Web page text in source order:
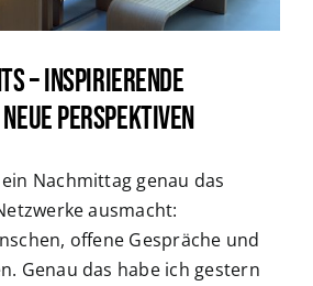
– Inspirierende
Perspektiven
Nachmittag genau das
ausmacht:
offene Gespräche und
Genau das habe ich gestern